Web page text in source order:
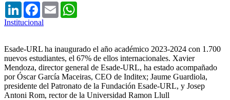
LinkedInFacebook
Email
Institucional
Esade-URL ha inaugurado el año académico 2023-2024 con 1.700
nuevos estudiantes, el 67% de ellos internacionales. Xavier
Mendoza, director general de Esade-URL, ha estado acompañado
por Óscar García Maceiras, CEO de Inditex; Jaume Guardiola,
presidente del Patronato de la Fundación Esade-URL, y Josep
Antoni Rom, rector de la Universidad Ramon Llull